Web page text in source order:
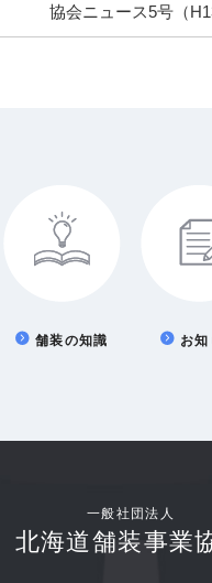
協会ニュース5号（
舗装の知識 お知
一般社団法人
北海道舗装事業